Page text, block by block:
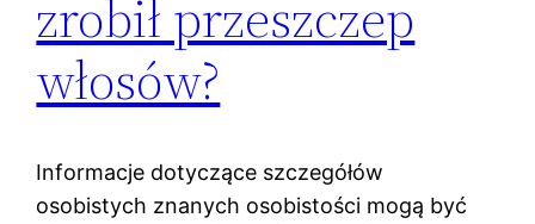
zrobił przeszczep
włosów?
Informacje dotyczące szczegółów
osobistych znanych osobistości mogą być